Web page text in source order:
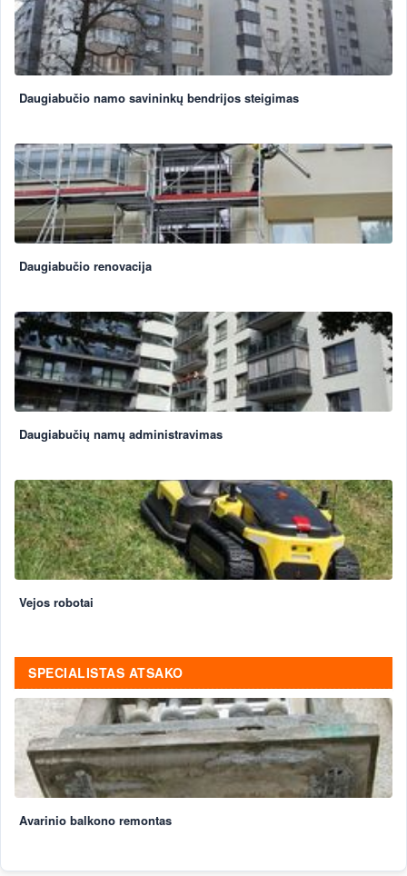
Daugiabučio namo savininkų bendrijos steigimas
Daugiabučio renovacija
Daugiabučių namų administravimas
Vejos robotai
SPECIALISTAS ATSAKO
Avarinio balkono remontas